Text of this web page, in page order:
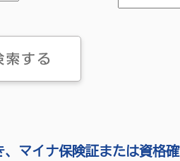
マイナ保険証または資格